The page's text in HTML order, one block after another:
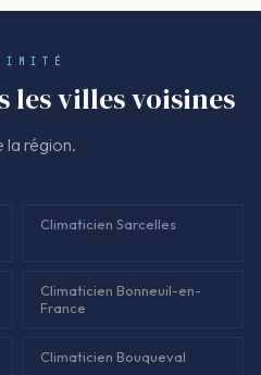
des pièces. Le COP donne
les villes voisines
la région.
Climaticien Sarcelles
Climaticien Bonneuil-en-
France
Climaticien Bouqueval